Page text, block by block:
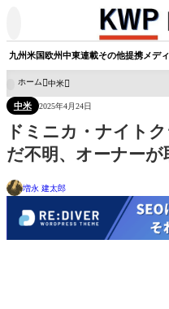
九州米国欧州中東連載その他提携メデ
ホーム 中米
中米 2025年4月24日
ドミニカ・ナイト
だ不明、オーナーが
増永 建太郎